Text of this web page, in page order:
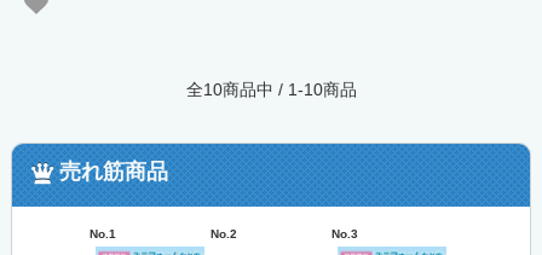
全10商品中 / 1-10商品
売れ筋商品
No.1 No.2 No.3